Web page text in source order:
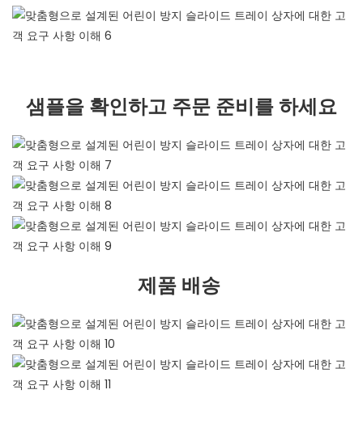
샘플을 확인하고 주문 준비를 하세요
제품 배송